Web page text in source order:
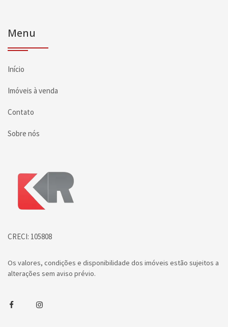
Menu
Início
Imóveis à venda
Contato
Sobre nós
Página inicial
CRECI: 105808
Os valores, condições e disponibilidade dos imóveis estão sujeitos a
alterações sem aviso prévio.
FacebookInstagram